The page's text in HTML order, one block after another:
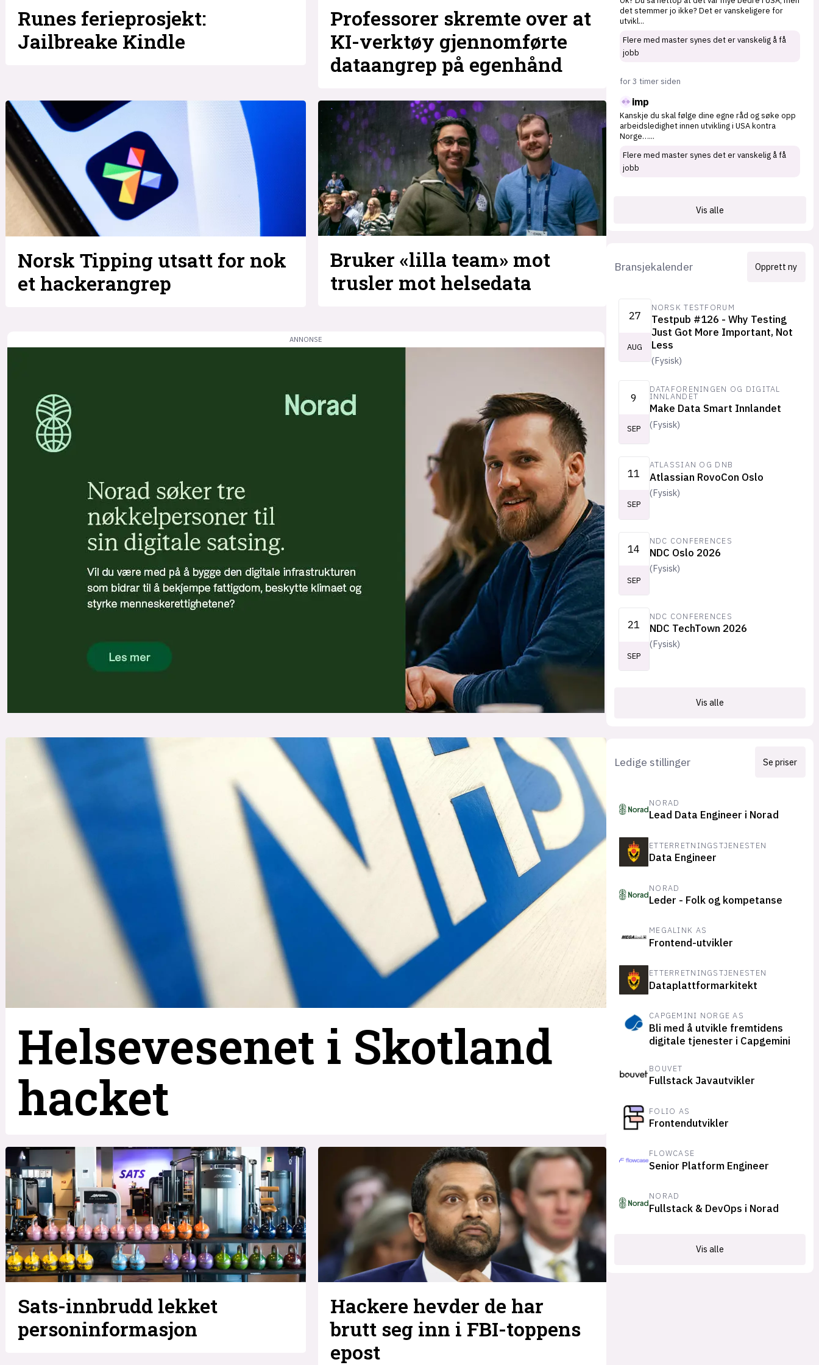
Runes ferieprosjekt:
Jailbreake Kindle
Professorer skremte over at
KI-verktøy gjennomførte
dataangrep på egenhånd
Norsk Tipping utsatt for nok
et hackerangrep
Bruker «lilla team» mot
trusler mot helsedata
Helsevesenet i Skotland
hacket
Sats-innbrudd lekket
personinformasjon
Hackere hevder de har
brutt seg inn i FBI-toppens
epost
det stemmer jo ikke? Det er vanskeligere for
utvikl...
Flere med master synes det er vanskelig å få
jobb
for 3 timer siden
imp
Kanskje du skal følge dine egne råd og søke opp
arbeidsledighet innen utvikling i USA kontra
Norge…...
Flere med master synes det er vanskelig å få
jobb
Vis alle
Bransjekalender Opprett ny
27
AUG
NORSK TESTFORUM
Testpub #126 - Why Testing
Just Got More Important, Not
Less
(Fysisk)
9
SEP
DATAFORENINGEN OG DIGITAL
INNLANDET
Make Data Smart Innlandet
(Fysisk)
11
SEP
ATLASSIAN OG DNB
Atlassian RovoCon Oslo
(Fysisk)
14
SEP
NDC CONFERENCES
NDC Oslo 2026
(Fysisk)
21
SEP
NDC CONFERENCES
NDC TechTown 2026
(Fysisk)
Vis alle
Ledige stillinger Se priser
NORAD
Lead Data Engineer i Norad
ETTERRETNINGSTJENESTEN
Data Engineer
NORAD
Leder - Folk og kompetanse
MEGALINK AS
Frontend-utvikler
ETTERRETNINGSTJENESTEN
Dataplattformarkitekt
CAPGEMINI NORGE AS
Bli med å utvikle fremtidens
digitale tjenester i Capgemini
BOUVET
Fullstack Javautvikler
FOLIO AS
Frontendutvikler
FLOWCASE
Senior Platform Engineer
NORAD
Fullstack & DevOps i Norad
Vis alle